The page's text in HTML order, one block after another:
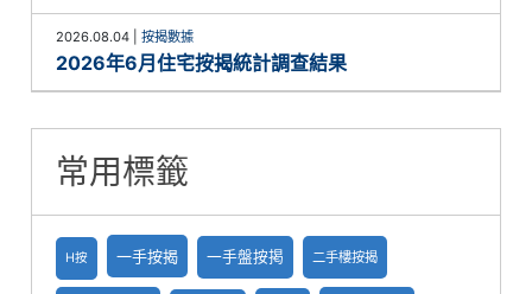
2026.08.04 |按揭數據
2026年6月住宅按揭統計調查結果
常用標籤
H按 一手按揭 一手盤按掲 二手樓按揭